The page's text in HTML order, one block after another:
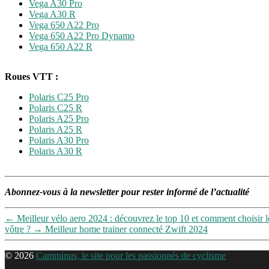
Vega A30 Pro
Vega A30 R
Vega 650 A22 Pro
Vega 650 A22 Pro Dynamo
Vega 650 A22 R
Roues VTT :
Polaris C25 Pro
Polaris C25 R
Polaris A25 Pro
Polaris A25 R
Polaris A30 Pro
Polaris A30 R
Abonnez-vous à la newsletter pour rester informé de l’actualité
← Meilleur vélo aero 2024 : découvrez le top 10 et comment choisir
vôtre ? → Meilleur home trainer connecté Zwift 2024
© 2026 Camminus, le site pour les passionnés de cyclisme